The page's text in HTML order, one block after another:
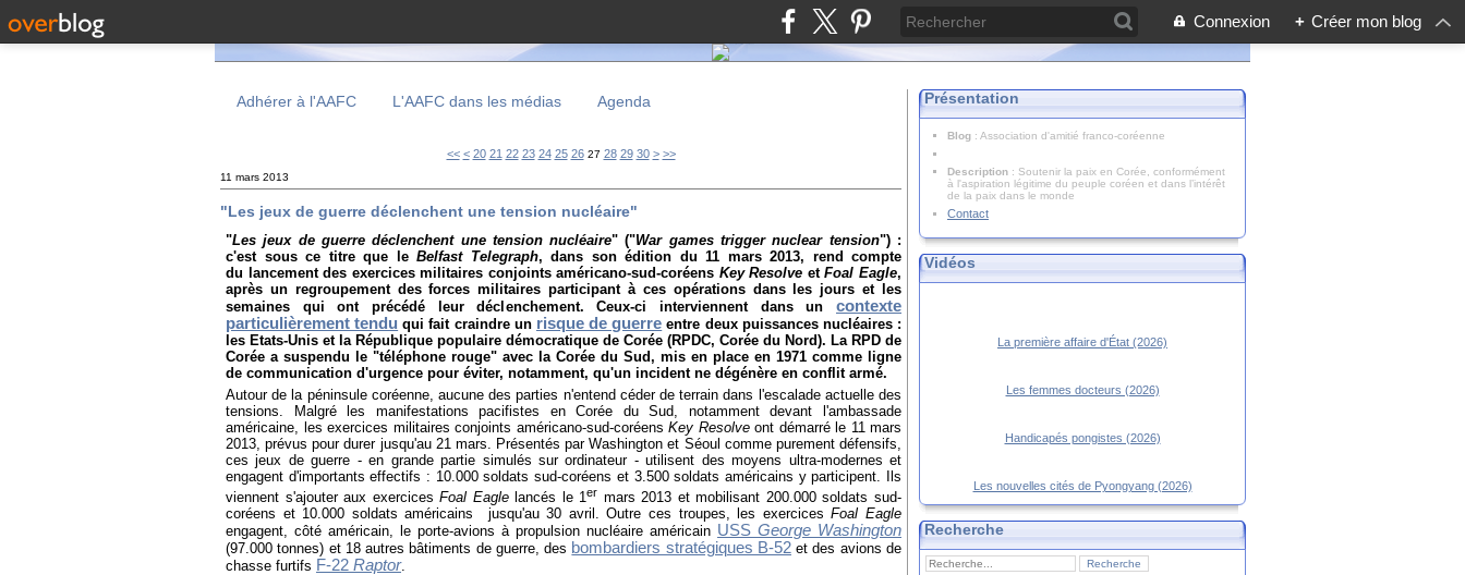
Connexion + Créer mon blog
Adhérer à l'AAFC L'AAFC dans les médias Agenda
<< < 10
20 21 22 23 24 25 26 27 28 29 30 > >>
11 mars 2013
"Les jeux de guerre déclenchent une tension nucléaire"
"Les jeux de guerre déclenchent une tension nucléaire" ("War games trigger nuclear tension") :
c'est sous ce titre que le Belfast Telegraph, dans son édition du 11 mars 2013, rend compte
du lancement des exercices militaires conjoints américano-sud-coréens Key Resolve etFoal Eagle,
après un regroupement des forces militaires participant à ces opérations dans les jours et les
semaines qui ont précédé leur déclenchement. Ceux-ci interviennent dans un contexte
particulièrement tendu qui fait craindre un risque de guerre entre deux puissances nucléaires :
les Etats-Unis et la République populaire démocratique de Corée (RPDC, Corée du Nord). La RPD de
Corée a suspendu le "téléphone rouge" avec la Corée du Sud, mis en place en 1971 comme ligne
de communication d'urgence pour éviter, notamment, qu'un incident ne dégénère en conflit armé.
Autour de la péninsule coréenne, aucune des parties n'entend céder de terrain dans l'escalade actuelle des
tensions. Malgré les manifestations pacifistes en Corée du Sud, notamment devant l'ambassade
américaine, les exercices militaires conjoints américano-sud-coréens Key Resolveont démarré le 11 mars
2013, prévus pour durer jusqu'au 21 mars. Présentés par Washington et Séoul comme purement défensifs,
ces jeux de guerre - en grande partie simulés sur ordinateur - utilisent des moyens ultra-modernes et
engagent d'importants effectifs : 10.000 soldats sud-coréens et 3.500 soldats américains y participent. Ils
viennent s'ajouter aux exercicesFoal Eaglelancés le 1er mars 2013 et mobilisant 200.000 soldats sud-
coréens et 10.000 soldats américains jusqu'au 30 avril. Outre ces troupes, les exercicesFoal Eagle
engagent, côté américain, le porte-avions à propulsion nucléaire américain USS George Washington
(97.000 tonnes) et 18 autres bâtiments de guerre, des bombardiers stratégiques B-52et des avions de
chasse furtifs F-22 Raptor.
Présentation
Blog : Association d'amitié franco-coréenne
Description : Soutenir la paix en Corée, conformément
à l'aspiration légitime du peuple coréen et dans l’intérêt
de la paix dans le monde
Contact
Vidéos
La première affaire d'État (2026)
Les femmes docteurs (2026)
Handicapés pongistes (2026)
Les nouvelles cités de Pyongyang (2026)
Recherche